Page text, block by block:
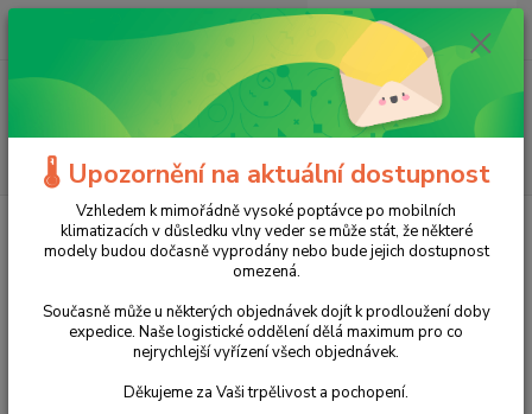
(Po-Ne, 8-20 hod.)
ks
0 Kč
Zahradní technika Čerpadla 3" ponorná čerpadla
Ponorné
čerpadlo 3" 3SKM 150 Blue Line Pumpa - 30 m kabel, spínací skříň
Ponorné čerpadlo 3" 3SKM 150
Blue Line Pumpa - 30 m kabel,
spínací skříň
🌡️ Upozornění na aktuální dostupnost
Vzhledem k mimořádně vysoké poptávce po mobilních
klimatizacích v důsledku vlny veder se může stát, že některé
modely budou dočasně vyprodány nebo bude jejich dostupnost
omezená.
Současně může u některých objednávek dojít k prodloužení doby
expedice. Naše logistické oddělení dělá maximum pro co
nejrychlejší vyřízení všech objednávek.
Děkujeme za Vaši trpělivost a pochopení.